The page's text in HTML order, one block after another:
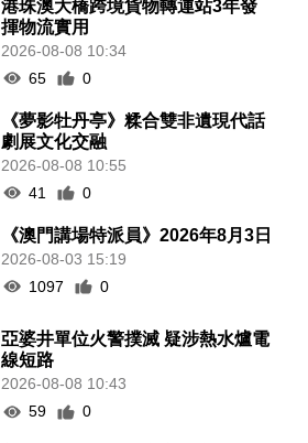
港珠澳大橋跨境貨物轉運站3年發
揮物流實用
2026-08-08 10:34
65
0
《夢影牡丹亭》糅合雙非遺現代話
劇展文化交融
2026-08-08 10:55
41
0
《澳門講場特派員》2026年8月3日
2026-08-03 15:19
1097
0
亞婆井單位火警撲滅 疑涉熱水爐電
線短路
2026-08-08 10:43
59
0